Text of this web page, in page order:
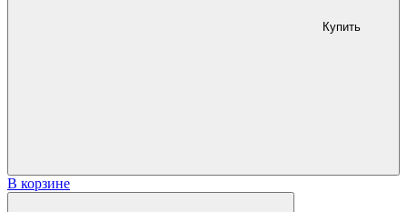
Купить
В корзине